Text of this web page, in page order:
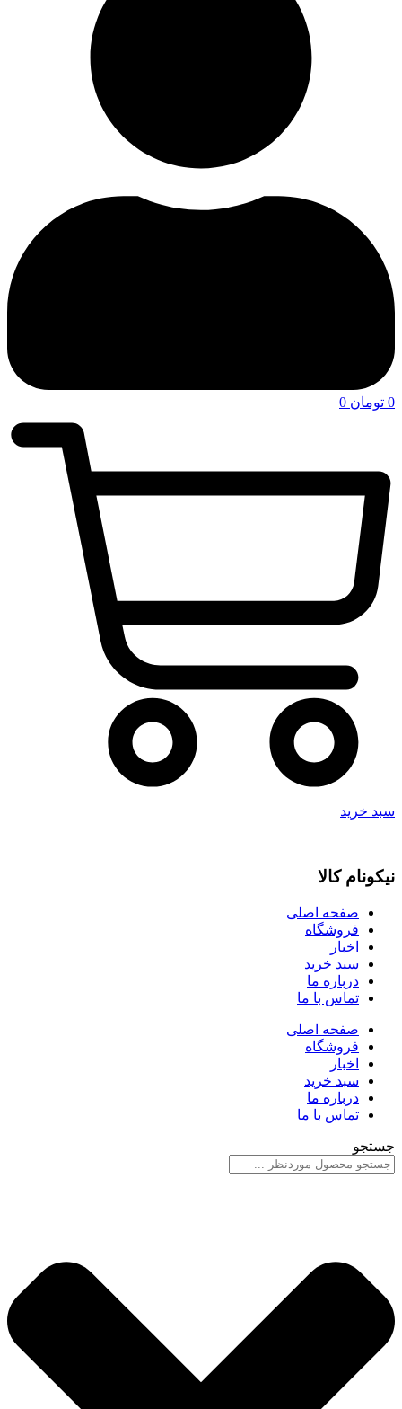
0 تومان 0
سبد خرید
نیکونام کالا
صفحه اصلی
فروشگاه
اخبار
سبد خرید
درباره ما
تماس با ما
صفحه اصلی
فروشگاه
اخبار
سبد خرید
درباره ما
تماس با ما
جستجو